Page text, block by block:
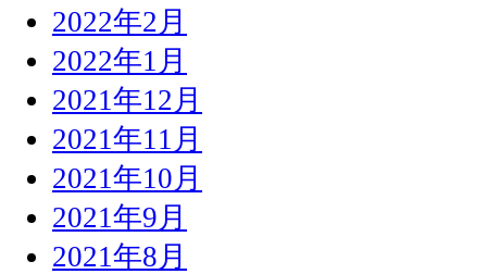
2022年2月
2022年1月
2021年12月
2021年11月
2021年10月
2021年9月
2021年8月